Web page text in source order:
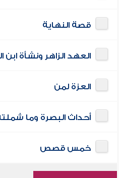
قصة النهاية
العهد الزاهر ونشأة ابن
العزة لمن
أحداث البصرة وما
خمس قصص